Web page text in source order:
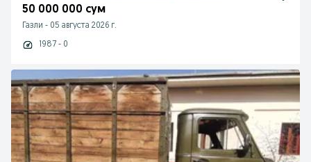
50 000 000 сум
Газли - 05 августа 2026 г.
1987 - 0